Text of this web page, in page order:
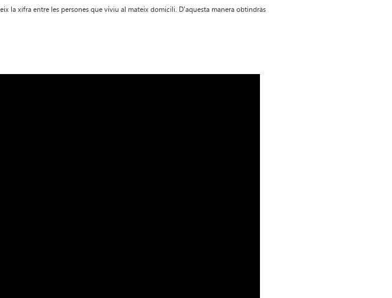
la xifra entre les persones que viviu al mateix domicili. D'aquesta manera obtindràs